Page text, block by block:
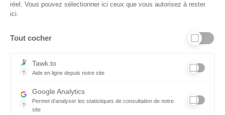
FAQ - réponses à vos questions
réel. Vous pouvez sélectionner ici ceux que vous autorisez à rester
ici.
Tout cocher
?
Tawk.to
Aide en ligne depuis notre site
?
Google Analytics
Permet d'analyser les statistiques de consultation de notre
site